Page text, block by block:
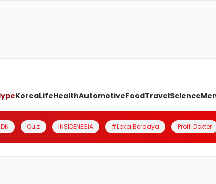
KoreaLifeHealthAutomotiveFoodTravelScience
Quiz INSIDENESIA #LokalBerdaya Profil Dokter